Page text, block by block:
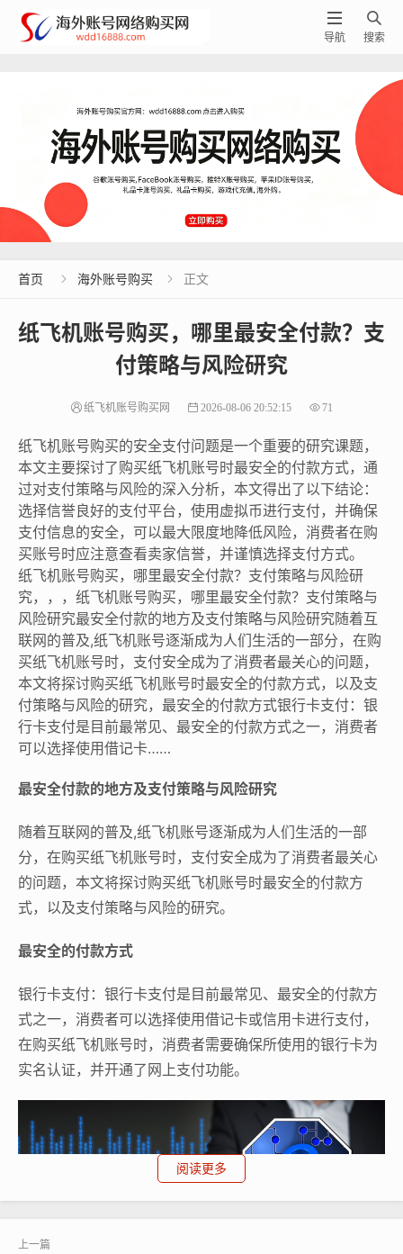

搜索

导航
首页  海外账号购买  正文
纸飞机账号购买，哪里最安全付款？支
付策略与风险研究
纸飞机账号购买网 2026-08-06 20:52:15 71
纸飞机账号购买的安全支付问题是一个重要的研究课题，
本文主要探讨了购买纸飞机账号时最安全的付款方式，通
过对支付策略与风险的深入分析，本文得出了以下结论：
选择信誉良好的支付平台，使用虚拟币进行支付，并确保
支付信息的安全，可以最大限度地降低风险，消费者在购
买账号时应注意查看卖家信誉，并谨慎选择支付方式。
纸飞机账号购买，哪里最安全付款？支付策略与风险研
究，，，纸飞机账号购买，哪里最安全付款？支付策略与
风险研究最安全付款的地方及支付策略与风险研究随着互
联网的普及,纸飞机账号逐渐成为人们生活的一部分，在购
买纸飞机账号时，支付安全成为了消费者最关心的问题，
本文将探讨购买纸飞机账号时最安全的付款方式，以及支
付策略与风险的研究，最安全的付款方式银行卡支付：银
行卡支付是目前最常见、最安全的付款方式之一，消费者
可以选择使用借记卡……
最安全付款的地方及支付策略与风险研究
随着互联网的普及,纸飞机账号逐渐成为人们生活的一部
分，在购买纸飞机账号时，支付安全成为了消费者最关心
的问题，本文将探讨购买纸飞机账号时最安全的付款方
式，以及支付策略与风险的研究。
最安全的付款方式
银行卡支付：银行卡支付是目前最常见、最安全的付款方
式之一，消费者可以选择使用借记卡或信用卡进行支付，
在购买纸飞机账号时，消费者需要确保所使用的银行卡为
实名认证，并开通了网上支付功能。
阅读更多